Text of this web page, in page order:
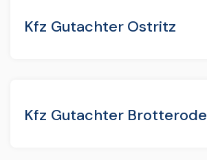
Kfz Gutachter Ostritz
Kfz Gutachter Brotterode